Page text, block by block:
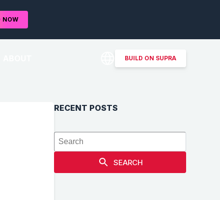
NOW
BUILD ON SUPRA
RECENT POSTS
SEARCH